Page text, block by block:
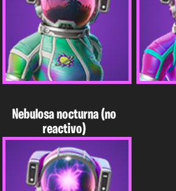
Nebulosa nocturna (no
reactivo)